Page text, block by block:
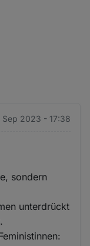
Sep 2023 - 17:38
sondern
unterdrückt